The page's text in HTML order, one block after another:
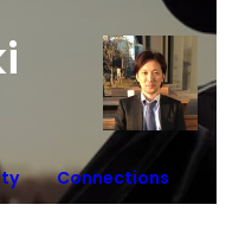
Connections